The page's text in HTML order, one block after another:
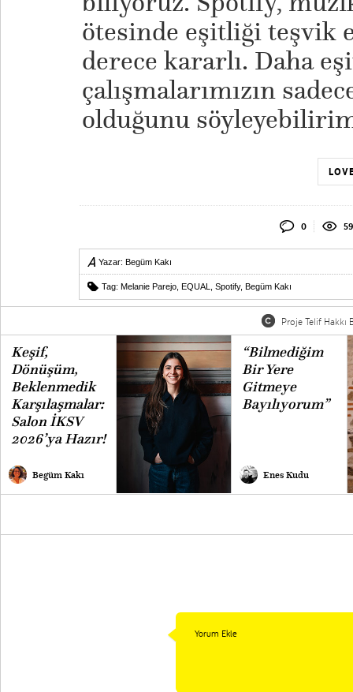
ötesinde eşitliği teşvik
derece kararlı. Daha
çalışmalarımızın
olduğunu
0
Yazar: Begüm Kakı
Tag: Melanie Parejo EQUAL Spotify, Begüm Kakı
Proje Telif Hakkı
Keşif,
Dönüşüm,
Beklenmedik
Karşılaşmalar:
Salon İKSV
2026’ya Hazır!
Begüm Kakı
“Bilmediğim
Bir Yere
Gitmeye
Bayılıyorum”
Enes Kudu